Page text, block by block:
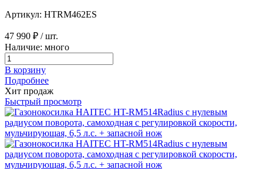
Артикул: HTRM462ES
47 990 ₽ / шт.
Наличие: много
В корзину
Подробнее
Хит продаж
Быстрый просмотр